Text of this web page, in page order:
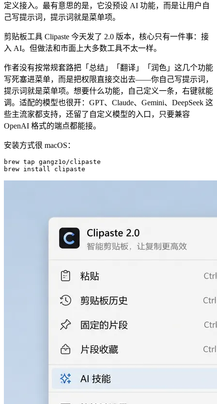
定义接入。最有意思的是，它没预设 AI 功能，而是让用户自
己写提示词，提示词就是菜单项。
剪贴板工具 Clipaste 今天发了 2.0 版本，核心只有一件事：接
入 AI。但做法和市面上大多数工具不太一样。
作者没有按常规套路把「总结」「翻译」「润色」这几个功能
写死塞进菜单，而是把权限直接交出去——你自己写提示词，
提示词就是菜单项。想要什么功能，自己定义一条，右键就能
调。适配的模型也很开：GPT、Claude、Gemini、DeepSeek 这
些主流家都支持，还留了自定义模型的入口，只要兼容
OpenAI 格式的端点都能接。
安装方式很 macOS：
brew tap gangz1o/clipaste